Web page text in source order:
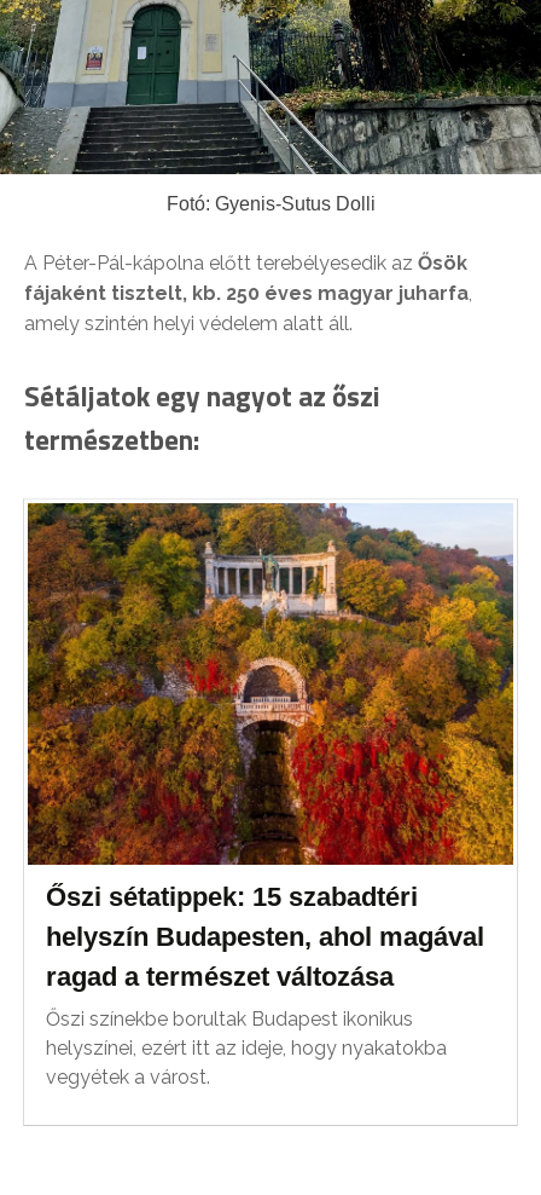
Fotó: Gyenis-Sutus Dolli
A Péter-Pál-kápolna előtt terebélyesedik az Ősök
fájaként tisztelt, kb. 250 éves magyar juharfa
amely szintén helyi védelem alatt áll.
Sétáljatok egy nagyot az őszi
természetben:
Őszi sétatippek: 15 szabadtéri
helyszín Budapesten, ahol magával
ragad a természet változása
Őszi színekbe borultak Budapest ikonikus
helyszínei, ezért itt az ideje, hogy nyakatokba
vegyétek a várost.